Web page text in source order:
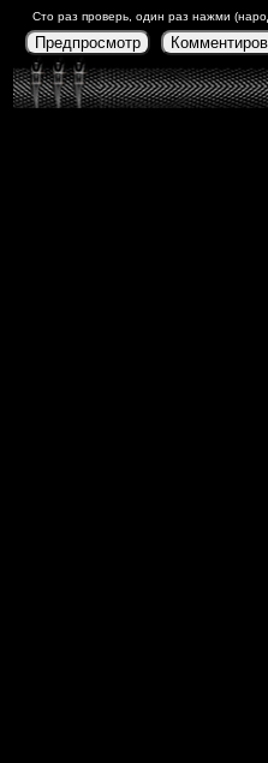
Сто раз проверь, один раз нажми
Предпросмотр